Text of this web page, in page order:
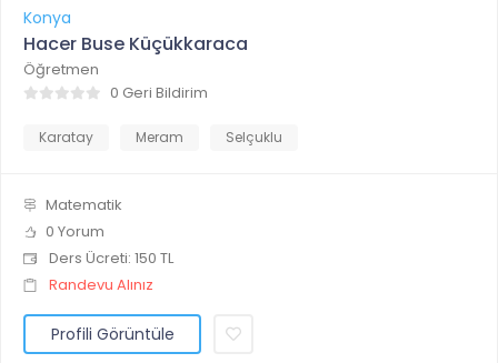
Konya
Hacer Buse Küçükkaraca
Öğretmen
0 Geri Bildirim
Karatay Meram Selçuklu
Matematik
0 Yorum
Ders Ücreti: 150 TL
Randevu Alınız
Profili Görüntüle